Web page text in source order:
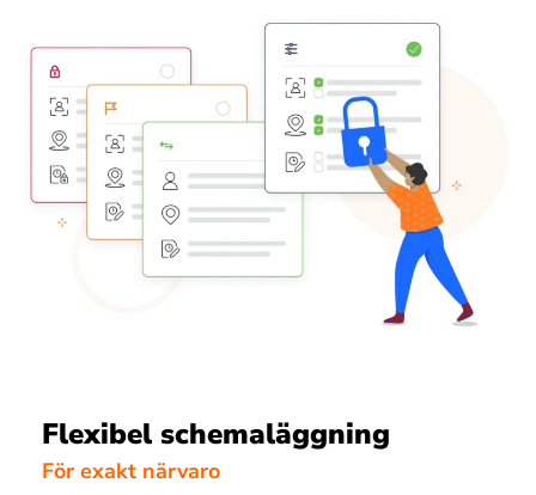
Flexibel schemaläggning
För exakt närvaro